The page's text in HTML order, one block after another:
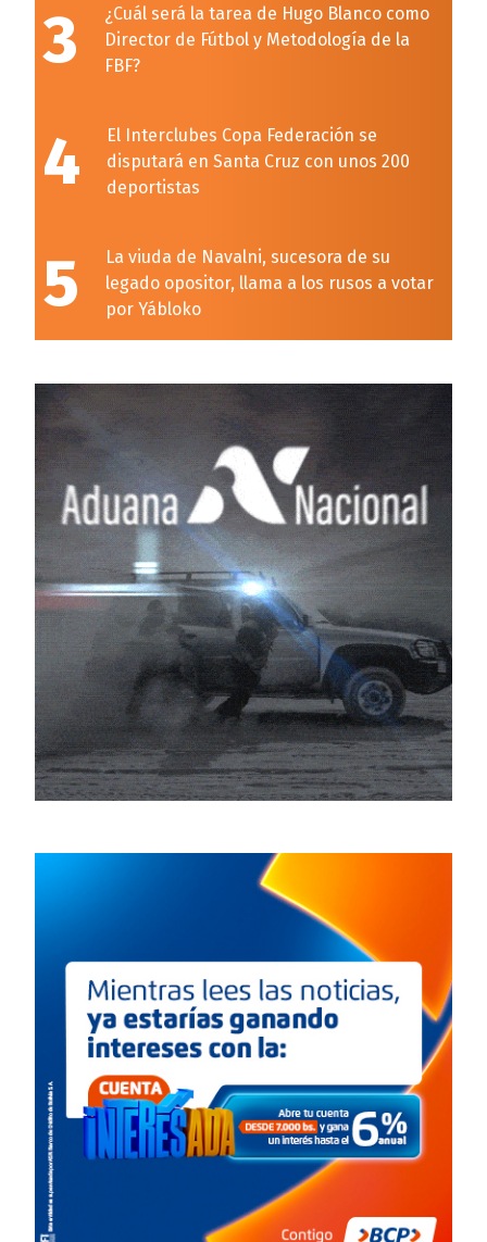
3
¿Cuál será la tarea de Hugo Blanco como
Director de Fútbol y Metodología de la
FBF?
4
El Interclubes Copa Federación se
disputará en Santa Cruz con unos 200
deportistas
5
La viuda de Navalni, sucesora de su
legado opositor, llama a los rusos a votar
por Yábloko